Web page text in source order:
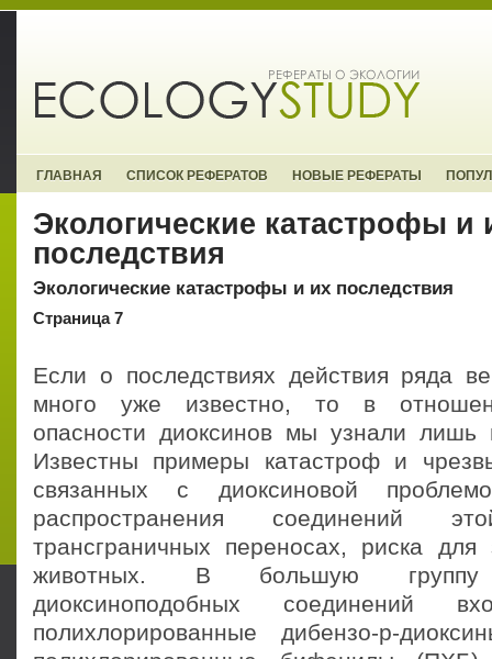
ГЛАВНАЯ СПИСОК РЕФЕРАТОВ НОВЫЕ РЕФЕРАТЫ
Экологические катастрофы и
последствия
Экологические катастрофы и их последствия
Страница 7
Если о последствиях действия ряда
много уже известно, то в
опасности диоксинов мы узнали лишь
Известны примеры катастроф и
связанных с диоксиновой
распространения соединений
трансграничных переносах, риска
животных. В большую
диоксиноподобных соединений
полихлорированные дибензо-р-